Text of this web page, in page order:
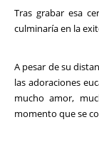
Tras grabar esa
culminaría en la
A pesar de su
las adoraciones
mucho amor,
momento que se